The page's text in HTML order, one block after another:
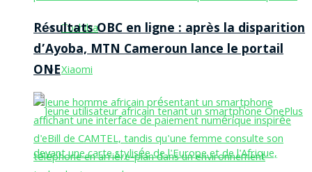
Toshiba
Xiaomi
Résultats OBC en ligne : après la disparition
d’Ayoba, MTN Cameroun lance le portail
ONE